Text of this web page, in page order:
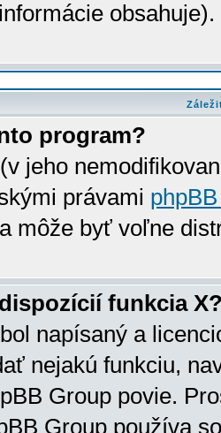
program?
jeho
právami
môže byť voľne
funkcia
napísaný a
nejakú funkciu,
Group povie.
Group používa